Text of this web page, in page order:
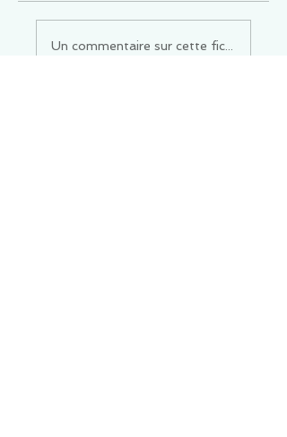
Un commentaire sur cette fiche ou cet